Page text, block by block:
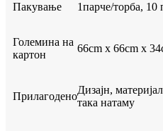
Пакување 1парче/торба,
Големина на
картон
66cm x 66cm x
Прилагодено
Дизајн,
така натаму